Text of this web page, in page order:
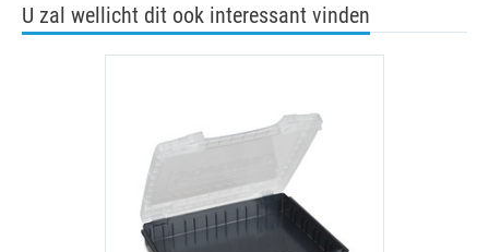
U zal wellicht dit ook interessant vinden